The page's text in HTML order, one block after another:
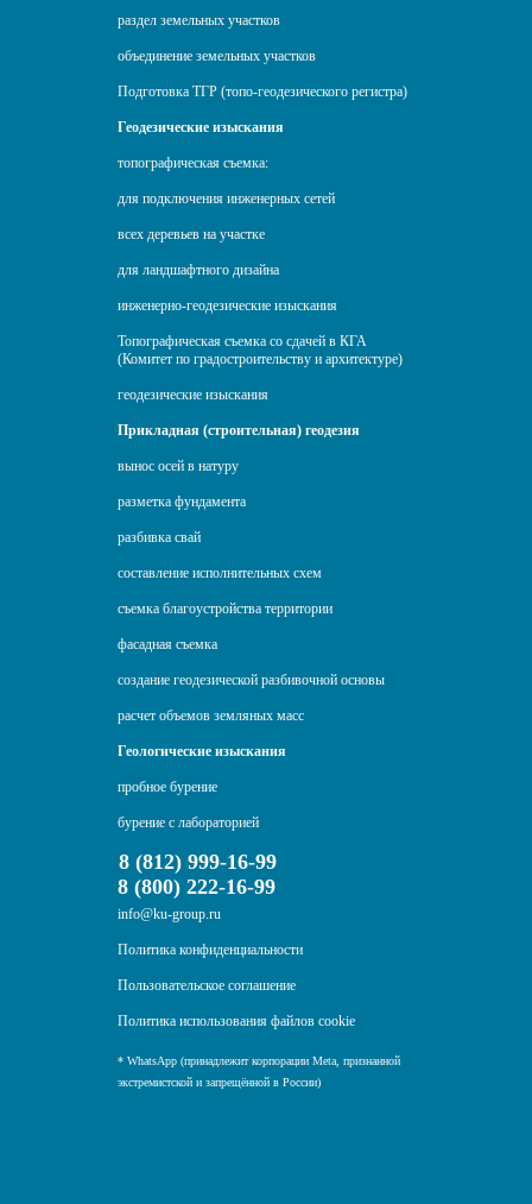
раздел земельных участков
объединение земельных участков
Подготовка ТГР (топо-геодезического регистра)
Геодезические изыскания
топографическая съемка:
для подключения инженерных сетей
всех деревьев на участке
для ландшафтного дизайна
инженерно-геодезические изыскания
Топографическая съемка со сдачей в КГА
(Комитет по градостроительству и архитектуре)
геодезические изыскания
Прикладная (строительная) геодезия
вынос осей в натуру
разметка фундамента
разбивка свай
составление исполнительных схем
съемка благоустройства территории
фасадная съемка
создание геодезической разбивочной основы
расчет объемов земляных масс
Геологические изыскания
пробное бурение
бурение с лабораторией
8 (812) 999-16-99
8 (800) 222-16-99
info@ku-group.ru
Политика конфиденциальности
Пользовательское соглашение
Политика использования файлов cookie
* WhatsApp (принадлежит корпорации Meta, признанной
экстремистской и запрещённой в России)